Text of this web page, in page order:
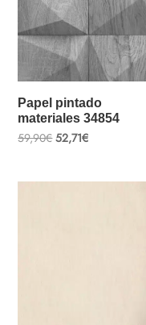
Papel pintado
materiales 34854
59,90€El
precio
59,90€.
52,71€El
52,71€.